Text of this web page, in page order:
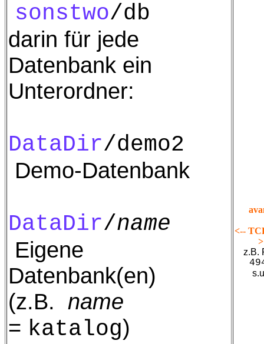
sonstwo/db
darin für jede
Datenbank ein
Unterordner:
DataDir/demo2
Demo-Datenbank
DataDir/name
Eigene
Datenbank(en)
(z.B. name
= katalog)
<--
>
z.B.